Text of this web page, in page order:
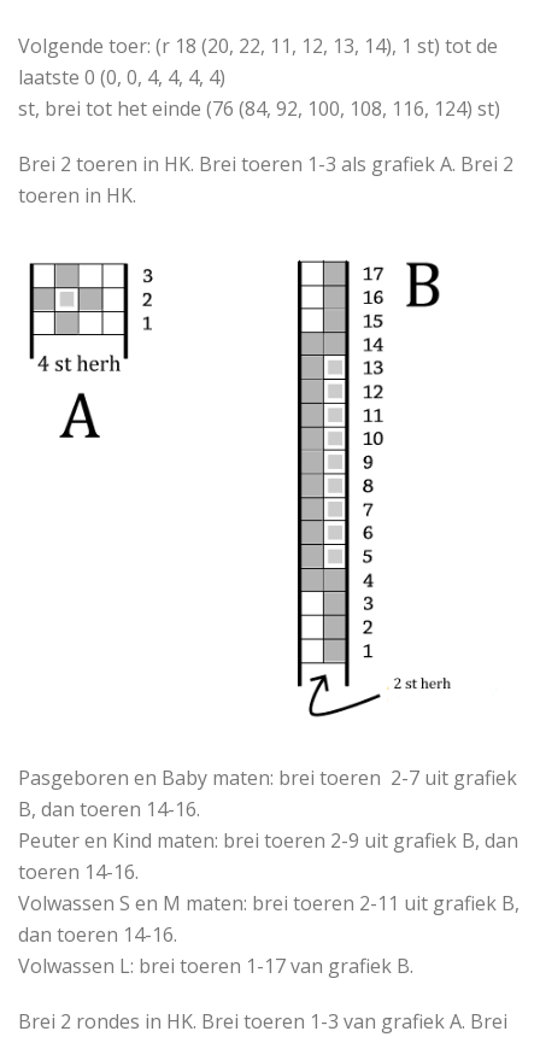
Volgende toer: (r 18 (20, 22, 11, 12, 13, 14), 1 st) tot de
laatste 0 (0, 0, 4, 4, 4, 4)
st, brei tot het einde (76 (84, 92, 100, 108, 116, 124) st)
Brei 2 toeren in HK. Brei toeren 1-3 als grafiek A. Brei 2
toeren in HK.
Pasgeboren en Baby maten: brei toeren 2-7 uit grafiek
B, dan toeren 14-16.
Peuter en Kind maten: brei toeren 2-9 uit grafiek B, dan
toeren 14-16.
Volwassen S en M maten: brei toeren 2-11 uit grafiek B,
dan toeren 14-16.
Volwassen L: brei toeren 1-17 van grafiek B.
Brei 2 rondes in HK. Brei toeren 1-3 van grafiek A. Brei